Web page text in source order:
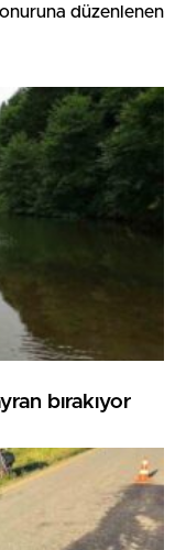
düzenlenen
bırakıyor